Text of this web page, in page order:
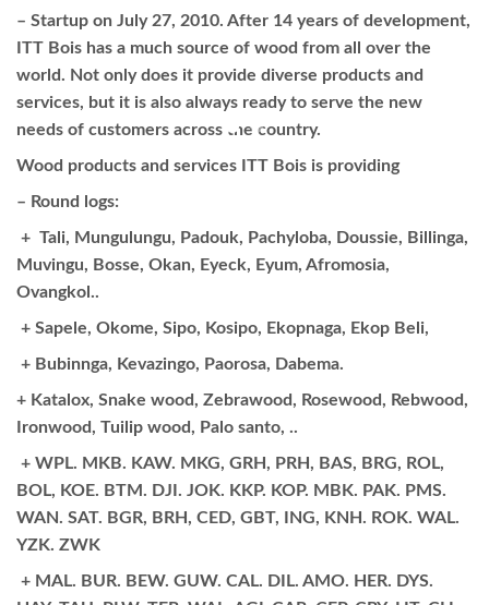
– Startup on July 27, 2010. After 14 years of development,
ITT Bois has a much source of wood from all over the
world. Not only does it provide diverse products and
services, but it is also always ready to serve the new
needs of customers across the country.
Wood products and services ITT Bois is providing
– Round logs:
+ Tali, Mungulungu, Padouk, Pachyloba, Doussie, Billinga,
Muvingu, Bosse, Okan, Eyeck, Eyum, Afromosia,
Ovangkol..
+ Sapele, Okome, Sipo, Kosipo, Ekopnaga, Ekop Beli,
+ Bubinnga, Kevazingo, Paorosa, Dabema.
+ Katalox, Snake wood, Zebrawood, Rosewood, Rebwood,
Ironwood, Tuilip wood, Palo santo, ..
+ WPL. MKB. KAW. MKG, GRH, PRH, BAS, BRG, ROL,
BOL, KOE. BTM. DJI. JOK. KKP. KOP. MBK. PAK. PMS.
WAN. SAT. BGR, BRH, CED, GBT, ING, KNH. ROK. WAL.
YZK. ZWK
+ MAL. BUR. BEW. GUW. CAL. DIL. AMO. HER. DYS.